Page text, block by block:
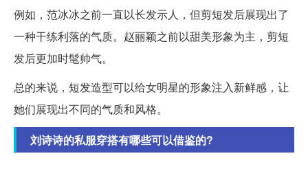
例如，范冰冰之前一直以长发示人，但剪短发后展现出了
一种干练利落的气质。赵丽颖之前以甜美形象为主，剪短
发后更加时髦帅气。
总的来说，短发造型可以给女明星的形象注入新鲜感，让
她们展现出不同的气质和风格。
刘诗诗的私服穿搭有哪些可以借鉴的?